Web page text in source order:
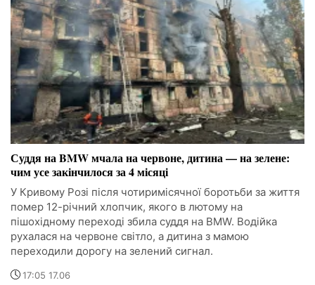
Суддя на BMW мчала на червоне, дитина — на зелене:
чим усе закінчилося за 4 місяці
У Кривому Розі після чотиримісячної боротьби за життя
помер 12-річний хлопчик, якого в лютому на
пішохідному переході збила суддя на BMW. Водійка
рухалася на червоне світло, а дитина з мамою
переходили дорогу на зелений сигнал.
17:05 17.06